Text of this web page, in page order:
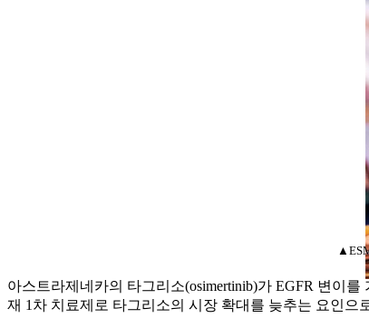
아스트라제네카의 타그리소(osimertinib)가 EGFR 변이
재 1차 치료제로 타그리소의 시장 확대를 늦추는 요인